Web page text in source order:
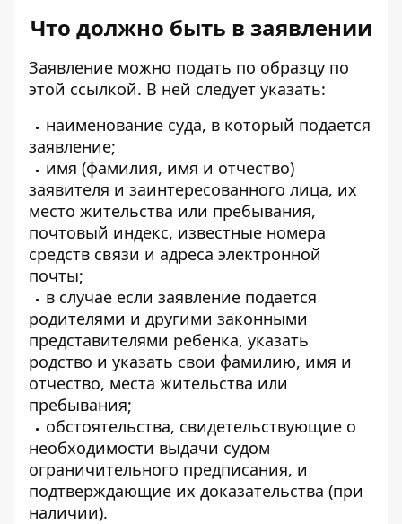
Что должно быть в заявлении
Заявление можно подать по образцу по
этой ссылкой. В ней следует указать:
наименование суда, в который подается
заявление;
имя (фамилия, имя и отчество)
заявителя и заинтересованного лица, их
место жительства или пребывания,
почтовый индекс, известные номера
средств связи и адреса электронной
почты;
в случае если заявление подается
родителями и другими законными
представителями ребенка, указать
родство и указать свои фамилию, имя и
отчество, места жительства или
пребывания;
обстоятельства, свидетельствующие о
необходимости выдачи судом
ограничительного предписания, и
подтверждающие их доказательства (при
наличии).